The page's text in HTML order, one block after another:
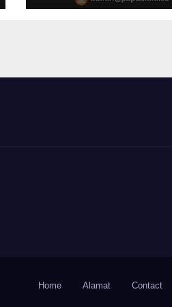
RKPD 2027
Home Alamat Contact